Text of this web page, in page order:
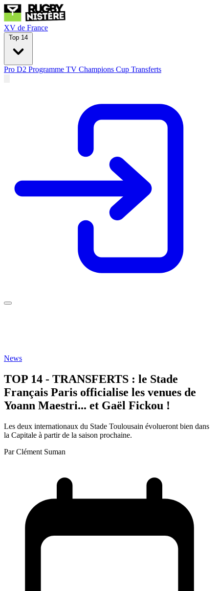
XV de France
Top 14
Pro D2 Programme TV Champions Cup Transferts
News
TOP 14 - TRANSFERTS : le Stade
Français Paris officialise les venues de
Yoann Maestri... et Gaël Fickou !
Les deux internationaux du Stade Toulousain évolueront bien dans
la Capitale à partir de la saison prochaine.
Par Clément Suman